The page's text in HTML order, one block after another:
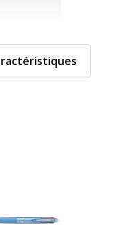
4 couleurs
Fin